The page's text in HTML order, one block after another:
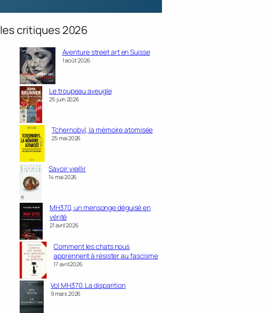
les critiques 2026
Aventure street art en Suisse
1 août 2026
Le troupeau aveugle
25 juin 2026
Tchernobyl, la mémoire atomisée
25 mai 2026
Savoir vieillir
14 mai 2026
MH370, un mensonge déguisé en
vérité
21 avril 2026
Comment les chats nous
apprennent à résister au fascisme
17 avril 2026
Vol MH370. La disparition
9 mars 2026